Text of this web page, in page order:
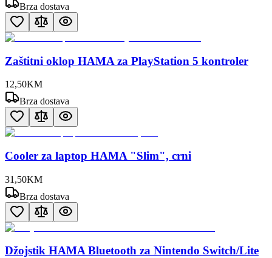
Brza dostava
Zaštitni oklop HAMA za PlayStation 5 kontroler
12,50KM
Brza dostava
Cooler za laptop HAMA "Slim", crni
31 ,50KM
Brza dostava
Džojstik HAMA Bluetooth za Nintendo Switch/Lite